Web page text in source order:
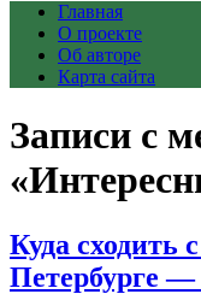
Главная
О проекте
Об авторе
Карта сайта
Записи с
Куда сходить
Петербурге —